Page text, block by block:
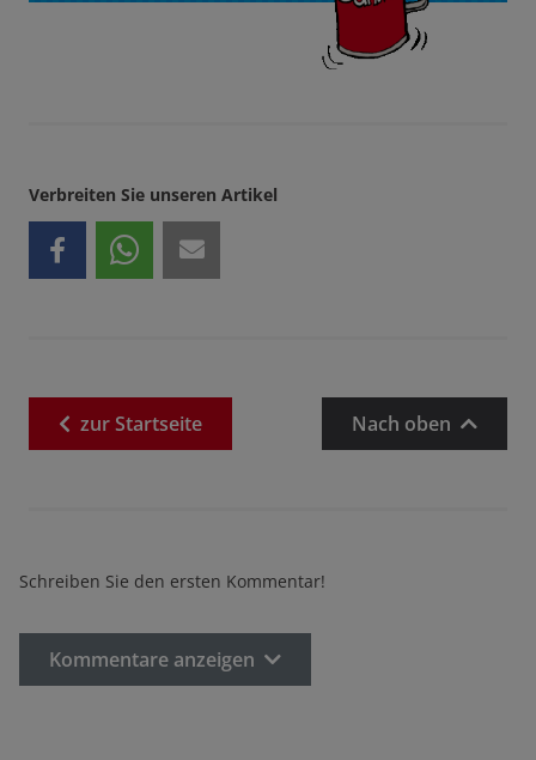
Verbreiten Sie unseren Artikel
zurStartseite Nach oben
Schreiben Sie den ersten Kommentar!
Kommentare anzeigen